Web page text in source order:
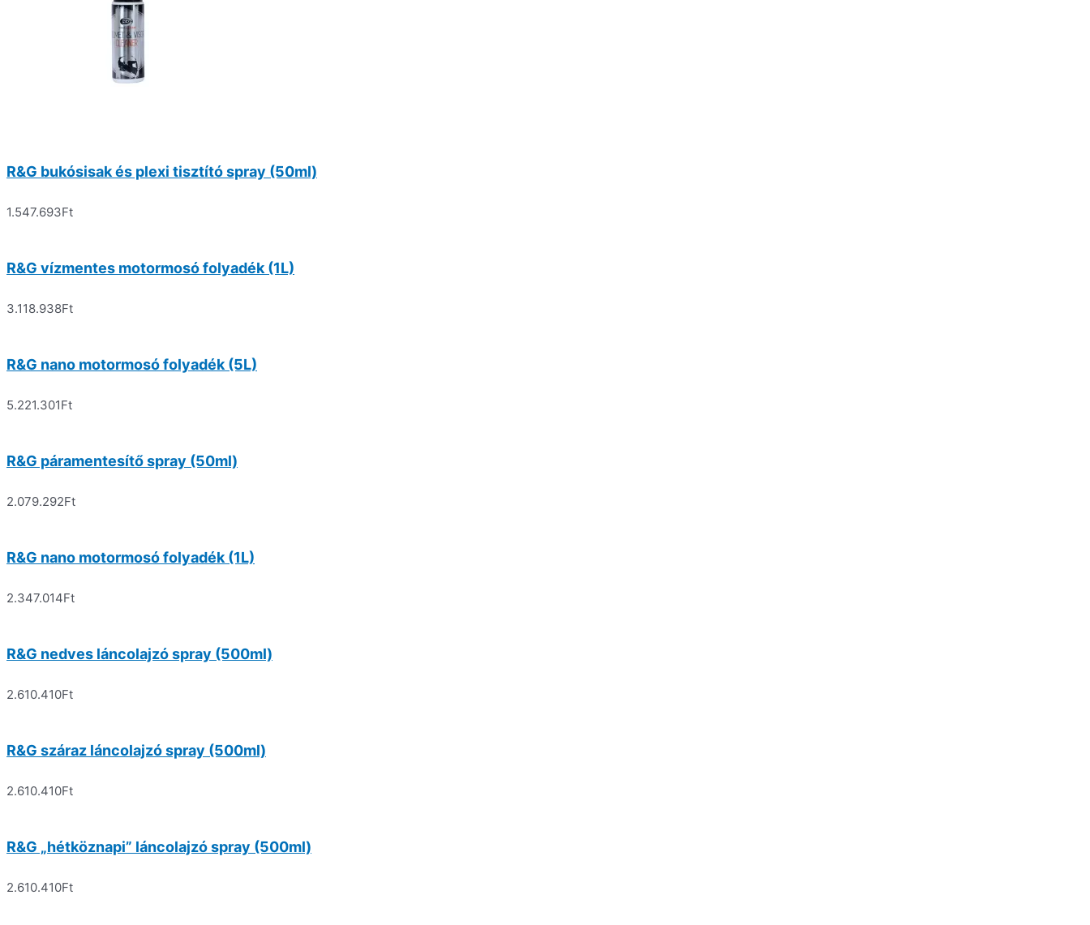
R&G bukósisak és plexi tisztító spray (50ml)
1.547.693Ft
R&G vízmentes motormosó folyadék (1L)
3.118.938Ft
R&G nano motormosó folyadék (5L)
5.221.301Ft
R&G páramentesítő spray (50ml)
2.079.292Ft
R&G nano motormosó folyadék (1L)
2.347.014Ft
R&G nedves láncolajzó spray (500ml)
2.610.410Ft
R&G száraz láncolajzó spray (500ml)
2.610.410Ft
R&G „hétköznapi” láncolajzó spray (500ml)
2.610.410Ft